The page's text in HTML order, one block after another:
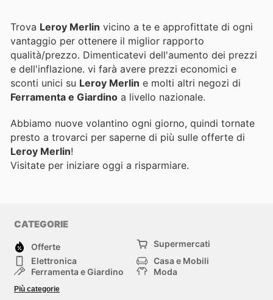
Trova Leroy Merlin vicino a te e approfittate di ogni
vantaggio per ottenere il miglior rapporto
qualità/prezzo. Dimenticatevi dell'aumento dei prezzi
e dell'inflazione. vi farà avere prezzi economici e
sconti unici su Leroy Merlin e molti altri negozi di
Ferramenta e Giardino a livello nazionale.
Abbiamo nuove volantino ogni giorno, quindi tornate
presto a trovarci per saperne di più sulle offerte di
Leroy Merlin!
Visitate per iniziare oggi a risparmiare.
CATEGORIE
Offerte
Supermercati
Elettronica
Casa e Mobili
Ferramenta e Giardino
Moda
Bambini e Neonati
Più categorie